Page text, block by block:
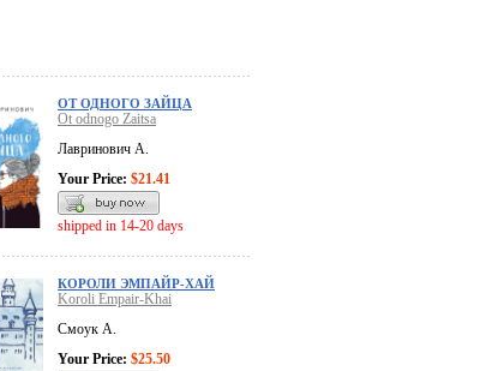
ОТ ОДНОГО ЗАЙЦА
Ot odnogo Zaitsa
Лавринович А.
Your Price: $21.41
shipped in 14-20 days
КОРОЛИ ЭМПАЙР-ХАЙ
Koroli Empair-Khai
Смоук А.
Your Price: $25.50